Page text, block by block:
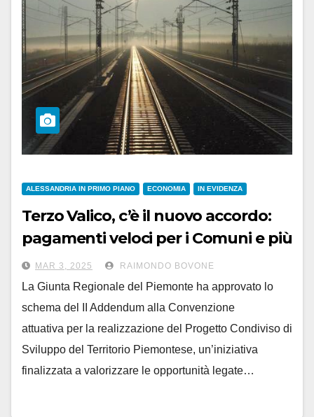
ALESSANDRIA IN PRIMO PIANO ECONOMIA IN EVIDENZA
Terzo Valico, c’è il nuovo accordo:
pagamenti veloci per i Comuni e più
tempo per finire
MAR 3, 2025 RAIMONDO BOVONE
La Giunta Regionale del Piemonte ha approvato lo
schema del II Addendum alla Convenzione
attuativa per la realizzazione del Progetto Condiviso di
Sviluppo del Territorio Piemontese, un’iniziativa
finalizzata a valorizzare le opportunità legate…